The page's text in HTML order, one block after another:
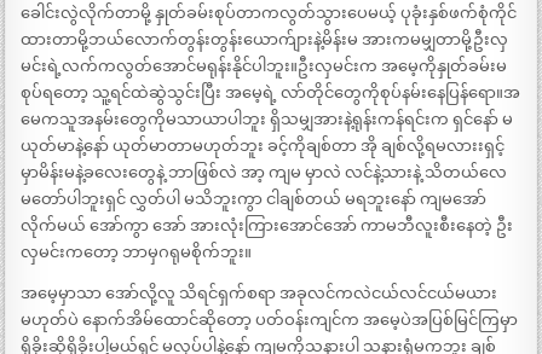
ခေါင်းလွဲလိုက်တာမို့ နှုတ်ခမ်းစုပ်တာကလွတ်သွားပေမယ့် ပုခုံးနှစ်ဖက်စုံကိုင်
ထားတာမို့ဘယ်လောက်တွန်းတွန်းယောက်ျားနဲ့မိန်းမ အားကမမျှတာမို့ဦးလှ
မင်းရဲ့လက်ကလွတ်အောင်မရုန်းနိုင်ပါဘူး။ဦးလှမင်းက အမေ့ကိုနှုတ်ခမ်းမ
စုပ်ရတော့ သူ့ရင်ထဲဆွဲသွင်းပြီး အမေ့ရဲ့ လာ်တိုင်တွေကိုစုပ်နမ်းနေပြန်ရော။အ
မေကသူအနမ်းတွေကိုမသာယာပါဘူး ရှိသမျှအားနဲ့ရုန်းကန်ရင်းက ရှင်နော် မ
ယုတ်မာနဲ့နော် ယုတ်မာတာမဟုတ်ဘူး ခင့်ကိုချစ်တာ အို ချစ်လို့ရမလားးရှင့်
မှာမိန်းမနဲ့ခလေးတွေနဲ့ ဘာဖြစ်လဲ အာ့ ကျမ မှာလဲ လင်နဲ့သားနဲ့ သိတယ်လေ
မတော်ပါဘူးရှင် လွှတ်ပါ မသိဘူးကွာ ငါချစ်တယ် မရဘူးနော် ကျမအော်
လိုက်မယ် အော်ကွာ အော် အားလုံးကြားအောင်အော် ကာမဘီလူးစီးနေတဲ့ ဦး
လှမင်းကတော့ ဘာမှဂရုမစိုက်ဘူး။
အမေ့မှာသာ အော်လို့လူ သိရင်ရှက်စရာ အခုလင်ကလဲငယ်လင်ငယ်မယား
မဟုတ်ပဲ နောက်အိမ်ထောင်ဆိုတော့ ပတ်ဝန်းကျင်က အမေ့ပဲအပြစ်မြင်ကြမှာ
ရှိခိုးဆိုရှိခိုးပါ့မယ်ရှင် မလုပ်ပါနဲ့နော် ကျမကိုသနားပါ သနားရုံမကဘူး ချစ်